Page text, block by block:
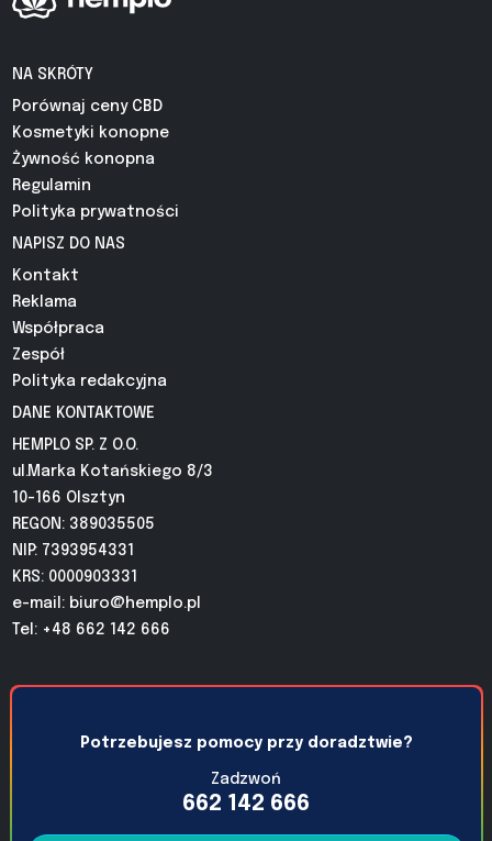
NA SKRÓTY
Porównaj ceny CBD
Kosmetyki konopne
Żywność konopna
Regulamin
Polityka prywatności
NAPISZ DO NAS
Kontakt
Reklama
Współpraca
Zespół
Polityka redakcyjna
DANE KONTAKTOWE
HEMPLO SP. Z O.O.
ul.Marka Kotańskiego 8/3
10-166 Olsztyn
REGON: 389035505
NIP: 7393954331
KRS: 0000903331
e-mail: biuro@hemplo.pl
Tel: +48 662 142 666
Potrzebujesz pomocy przy doradztwie?
Zadzwoń
662 142 666